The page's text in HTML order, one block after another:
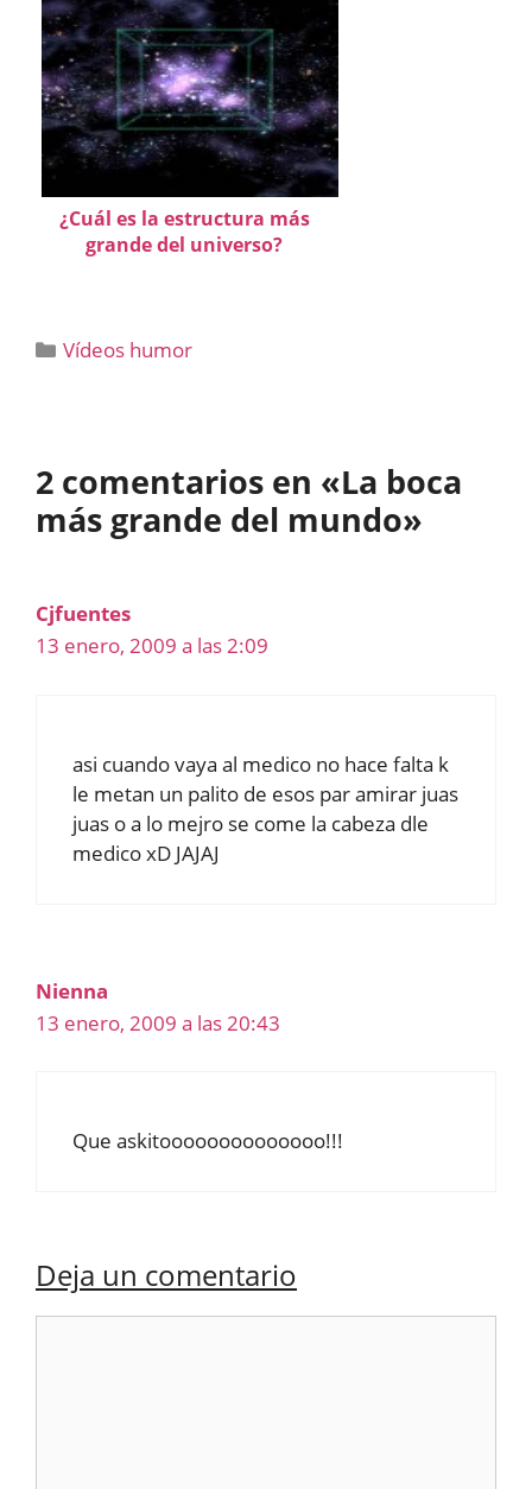
¿Cuál es la estructura más
grande del universo?
Categorías
Vídeos humor
2 comentarios en «La boca
más grande del mundo»
Cjfuentes
13 enero, 2009 a las 2:09
asi cuando vaya al medico no hace falta k
le metan un palito de esos par amirar juas
juas o a lo mejro se come la cabeza dle
medico xD JAJAJ
Nienna
13 enero, 2009 a las 20:43
Que askitoooooooooooooo!!!
Deja un comentario